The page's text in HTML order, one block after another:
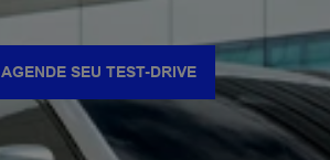
AGENDE SEU TEST-DRIVE